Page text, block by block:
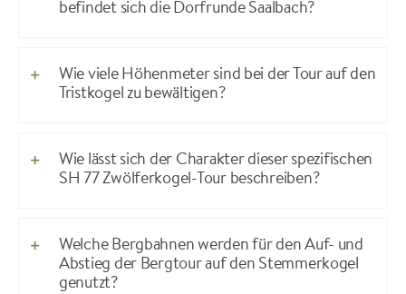
befindet sich die Dorfrunde Saalbach?
Wie viele Höhenmeter sind bei der Tour auf den
Tristkogel zu bewältigen?
Wie lässt sich der Charakter dieser spezifischen
SH 77 Zwölferkogel-Tour beschreiben?
Welche Bergbahnen werden für den Auf- und
Abstieg der Bergtour auf den Stemmerkogel
genutzt?